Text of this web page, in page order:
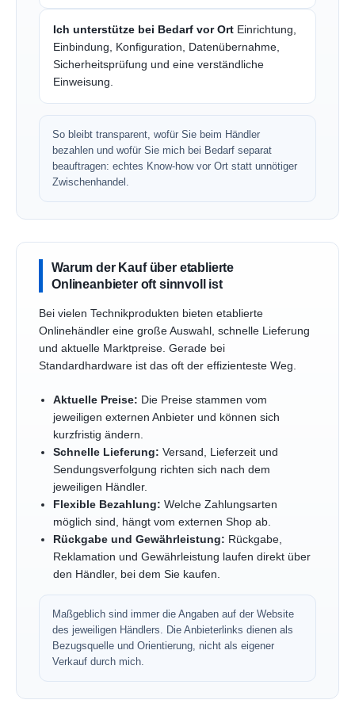
Ich unterstütze bei Bedarf vor Ort Einrichtung,
Einbindung, Konfiguration, Datenübernahme,
Sicherheitsprüfung und eine verständliche
Einweisung.
So bleibt transparent, wofür Sie beim Händler
bezahlen und wofür Sie mich bei Bedarf separat
beauftragen: echtes Know-how vor Ort statt unnötiger
Zwischenhandel.
Warum der Kauf über etablierte
Onlineanbieter oft sinnvoll ist
Bei vielen Technikprodukten bieten etablierte
Onlinehändler eine große Auswahl, schnelle Lieferung
und aktuelle Marktpreise. Gerade bei
Standardhardware ist das oft der effizienteste Weg.
Aktuelle Preise: Die Preise stammen vom
jeweiligen externen Anbieter und können sich
kurzfristig ändern.
Schnelle Lieferung: Versand, Lieferzeit und
Sendungsverfolgung richten sich nach dem
jeweiligen Händler.
Flexible Bezahlung: Welche Zahlungsarten
möglich sind, hängt vom externen Shop ab.
Rückgabe und Gewährleistung: Rückgabe,
Reklamation und Gewährleistung laufen direkt über
den Händler, bei dem Sie kaufen.
Maßgeblich sind immer die Angaben auf der Website
des jeweiligen Händlers. Die Anbieterlinks dienen als
Bezugsquelle und Orientierung, nicht als eigener
Verkauf durch mich.